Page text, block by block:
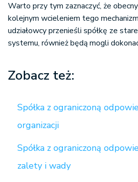
Warto przy tym zaznaczyć, że
kolejnym wcieleniem tego
udziałowcy przenieśli spółkę ze
systemu, również będą mogli
Zobacz też:
Spółka z ograniczoną
organizacji
Spółka z ograniczoną
zalety i wady